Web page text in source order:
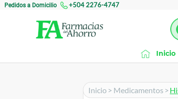
Pedidos a Domicilio +504 2276-4747
Inicio
Inicio > Medicamentos >